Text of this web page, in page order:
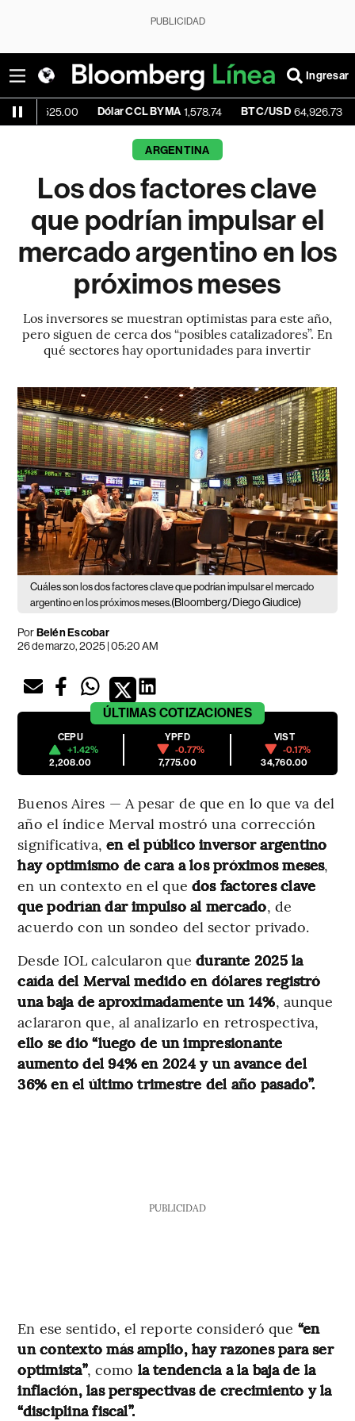
PUBLICIDAD
Ingresar
Dólar CCL BYMA 1,578.74 BTC/USD 64,926.73 -0.17%
ARGENTINA
Los dos factores clave
que podrían impulsar el
mercado argentino en los
próximos meses
Los inversores se muestran optimistas para este año,
pero siguen de cerca dos “posibles catalizadores”. En
qué sectores hay oportunidades para invertir
Cuáles son los dos factores clave que podrían impulsar el mercado
argentino en los próximos meses.(Bloomberg/Diego Giudice)
PorBelén Escobar
26 de marzo, 2025 | 05:20 AM
ÚLTIMAS COTIZACIONES
CEPU
+1.42%
2,208.00
YPFD
-0.77%
7,775.00
VIST
-0.17%
34,760.00
Buenos Aires — A pesar de que en lo que va del
año el índice Merval mostró una corrección
significativa, en el público inversor argentino
hay optimismo de cara a los próximos meses,
en un contexto en el que dos factores clave
que podrían dar impulso al mercado, de
acuerdo con un sondeo del sector privado.
Desde IOL calcularon que durante 2025 la
caída del Merval medido en dólares registró
una baja de aproximadamente un 14%, aunque
aclararon que, al analizarlo en retrospectiva,
ello se dio “luego de un impresionante
aumento del 94% en 2024 y un avance del
36% en el último trimestre del año pasado”.
PUBLICIDAD
En ese sentido, el reporte consideró que “en
un contexto más amplio, hay razones para ser
optimista”, como la tendencia a la baja de la
inflación, las perspectivas de crecimiento y la
“disciplina fiscal”.